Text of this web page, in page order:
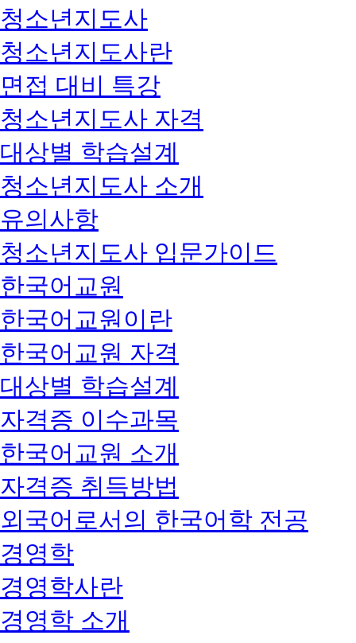
청소년지도사
청소년지도사란
면접 대비 특강
청소년지도사 자격
대상별 학습설계
청소년지도사 소개
유의사항
청소년지도사 입문가이드
한국어교원
한국어교원이란
한국어교원 자격
대상별 학습설계
자격증 이수과목
한국어교원 소개
자격증 취득방법
외국어로서의 한국어학 전공
경영학
경영학사란
경영학 소개